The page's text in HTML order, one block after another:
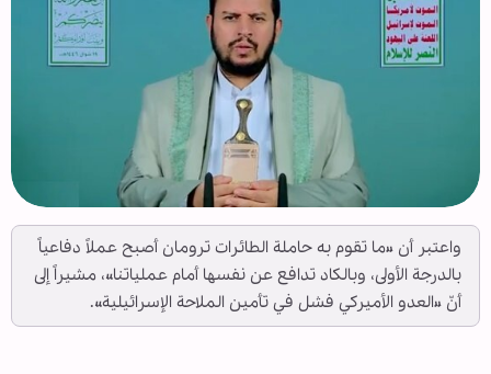
واعتبر أن «ما تقوم به حاملة الطائرات ترومان أصبح عملاً دفاعياً
بالدرجة الأولى، وبالكاد تدافع عن نفسها أمام عملياتنا»، مشيراً إلى
أنّ «العدو الأميركي فشل في تأمين الملاحة الإسرائيلية».